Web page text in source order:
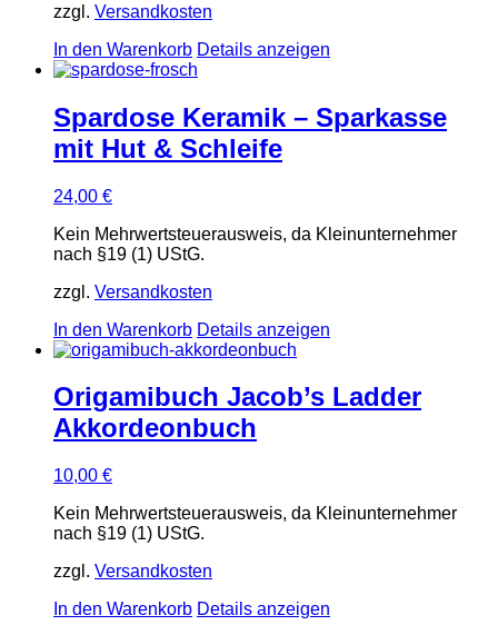
zzgl. Versandkosten
In den Warenkorb Details anzeigen
Spardose Keramik – Sparkasse
mit Hut & Schleife
24,00 €
Kein Mehrwertsteuerausweis, da Kleinunternehmer
nach §19 (1) UStG.
zzgl. Versandkosten
In den Warenkorb Details anzeigen
Origamibuch Jacob’s Ladder
Akkordeonbuch
10,00 €
Kein Mehrwertsteuerausweis, da Kleinunternehmer
nach §19 (1) UStG.
zzgl. Versandkosten
In den Warenkorb Details anzeigen